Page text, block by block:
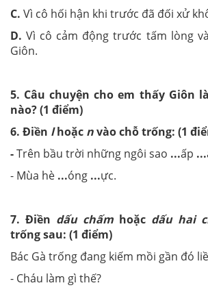
C. Vì cô hối hận khi trước đã đối xử
D.Vì cô cảm động trước tấm lòng
Giôn.
5. Câu chuyện cho em thấy Giôn
nào? (1 điểm)
6. Điền lhoặc nvào chỗ trống: (1
-Trên bầu trời những ngôi sao ...ấp ...
- Mùa hè ...óng ...ực.
7. Điền dấu chấm hoặc dấu hai
trống sau: (1 điểm)
Bác Gà trống đang kiếm mồi gần đó
- Cháu làm gì thế?